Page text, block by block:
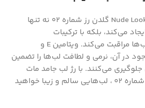
این رژ لب جامد مات Nude Look گلدن رز شماره 02 نه تنها
می‌کند، بلکه با ترکیبات
مرطوب‌کننده‌اش از لب‌ها مراقبت می‌کند. ویتامین E و
در آن، نرمی و لطافت لب‌ها را تضمین
می‌کنند. با رژ لب جامد مات
NUDE LOOK گلدن رز شماره 02 ، لب‌هایی سالم و زیبا خواهید